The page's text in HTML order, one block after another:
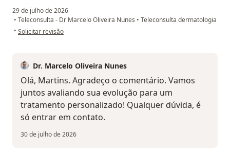
29 de julho de 2026
• Teleconsulta - Dr Marcelo Oliveira Nunes • Teleconsulta dermatologia
• na opinião do utilizador Martins
Solicitar revisão
Dr. Marcelo Oliveira Nunes
Olá, Martins. Agradeço o comentário. Vamos
juntos avaliando sua evolução para um
tratamento personalizado! Qualquer dúvida, é
só entrar em contato.
30 de julho de 2026